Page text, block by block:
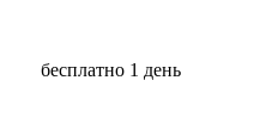
бесплатно 1 день